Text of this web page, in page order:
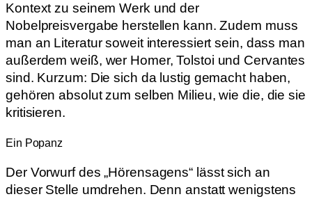
Kontext zu seinem Werk und der
Nobelpreisvergabe herstellen kann. Zudem muss
man an Literatur soweit interessiert sein, dass man
außerdem weiß, wer Homer, Tolstoi und Cervantes
sind. Kurzum: Die sich da lustig gemacht haben,
gehören absolut zum selben Milieu, wie die, die sie
kritisieren.
Ein Popanz
Der Vorwurf des „Hörensagens“ lässt sich an
dieser Stelle umdrehen. Denn anstatt wenigstens